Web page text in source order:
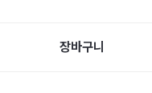
장바구니